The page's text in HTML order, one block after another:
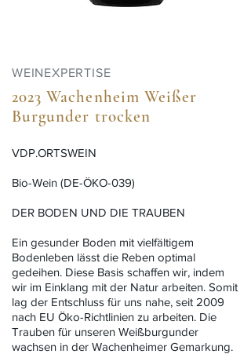
WEINEXPERTISE
2023 Wachenheim Weißer
Burgunder trocken
VDP.ORTSWEIN
Bio-Wein (DE-ÖKO-039)
DER BODEN UND DIE TRAUBEN
Ein gesunder Boden mit vielfältigem
Bodenleben lässt die Reben optimal
gedeihen. Diese Basis schaffen wir, indem
wir im Einklang mit der Natur arbeiten. Somit
lag der Entschluss für uns nahe, seit 2009
nach EU Öko-Richtlinien zu arbeiten. Die
Trauben für unseren Weißburgunder
wachsen in der Wachenheimer Gemarkung.